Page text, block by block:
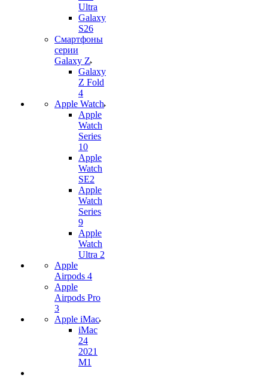
Ultra
Galaxy
S26
Смартфоны
серии
Galaxy Z
Galaxy
Z Fold
4
Apple Watch
Apple
Watch
Series
10
Apple
Watch
SE2
Apple
Watch
Series
9
Apple
Watch
Ultra 2
Apple
Airpods 4
Apple
Airpods Pro
3
Apple iMac
iMac
24
2021
M1